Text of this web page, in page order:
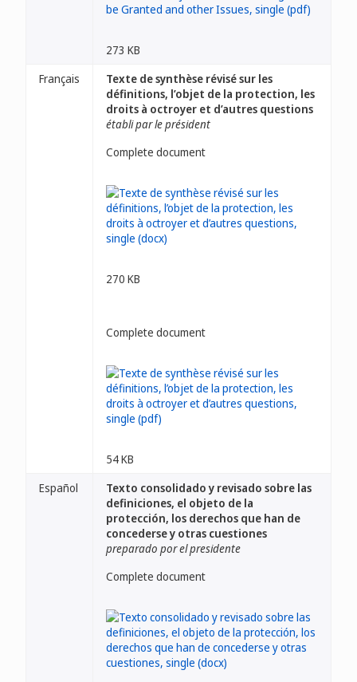
273 KB
Français
Texte de synthèse révisé sur les
définitions, l’objet de la protection, les
droits à octroyer et d’autres questions
établi par le président
Complete document
270 KB
Complete document
54 KB
Español
Texto consolidado y revisado sobre las
definiciones, el objeto de la
protección, los derechos que han de
concederse y otras cuestiones
preparado por el presidente
Complete document